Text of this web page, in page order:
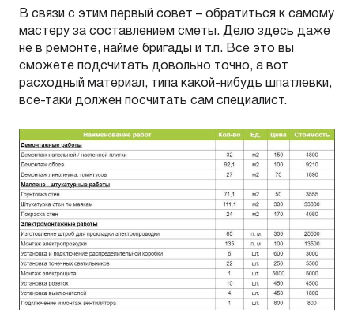
В связи с этим первый совет – обратиться к самому
мастеру за составлением сметы. Дело здесь даже
не в ремонте, найме бригады и т.п. Все это вы
сможете подсчитать довольно точно, а вот
расходный материал, типа какой-нибудь шпатлевки,
все-таки должен посчитать сам специалист.